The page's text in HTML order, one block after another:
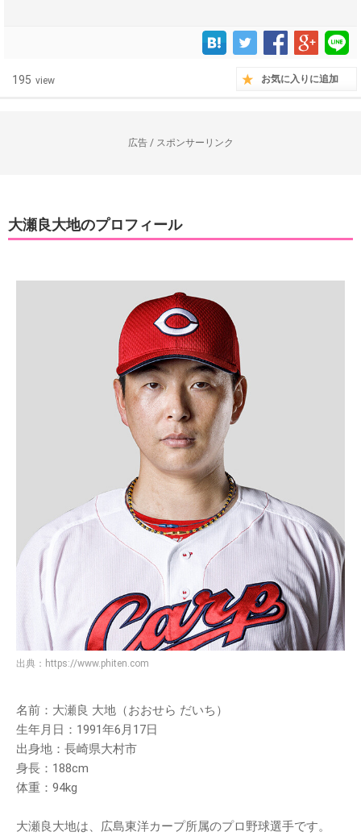
195 view お気に入りに追加
広告 / スポンサーリンク
大瀬良大地のプロフィール
出典： https://www.phiten.com
名前：大瀬良 大地（おおせら だいち）
生年月日：1991年6月17日
出身地：長崎県大村市
身長：188cm
体重：94kg
大瀬良大地は、広島東洋カープ所属のプロ野球選手です。